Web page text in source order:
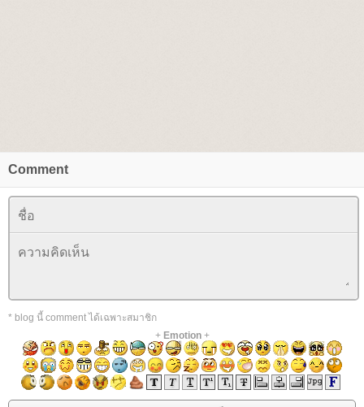
Comment
* blog นี้ comment ได้เฉพาะสมาชิก
+ Emotion+